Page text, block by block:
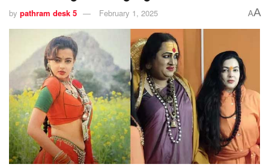
by pathram desk 5 February 1, 2025 AA